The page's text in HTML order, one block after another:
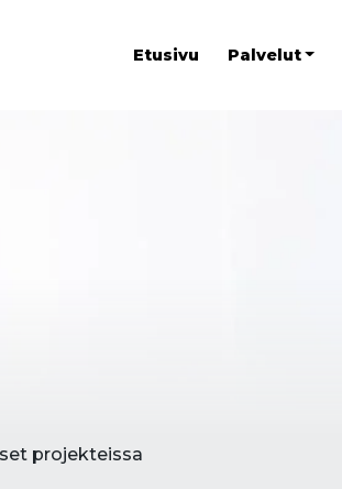
Etusivu Palvelut
projekteissa